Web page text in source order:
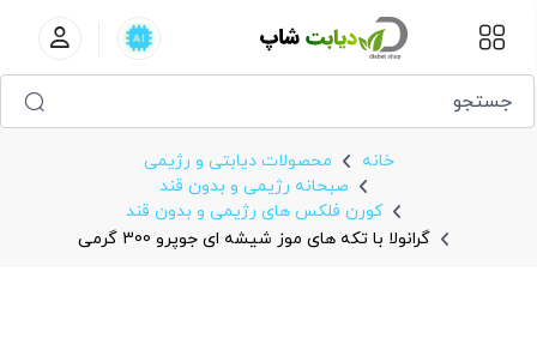
گرانولا با تکه های موز شیشه ای جوپرو 300 گرمی
خانه
محصولات دیابتی و رژیمی
صبحانه رژیمی و بدون قند
کورن فلکس های رژیمی و بدون قند
گرانولا با تکه های موز شیشه ای جوپرو 300 گرمی